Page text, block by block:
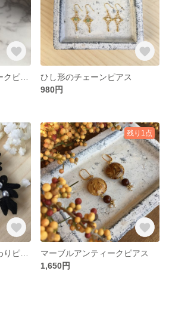
ひし形のチェーンピアス
980円
残り1点
マーブルアンティークピアス
1,650円